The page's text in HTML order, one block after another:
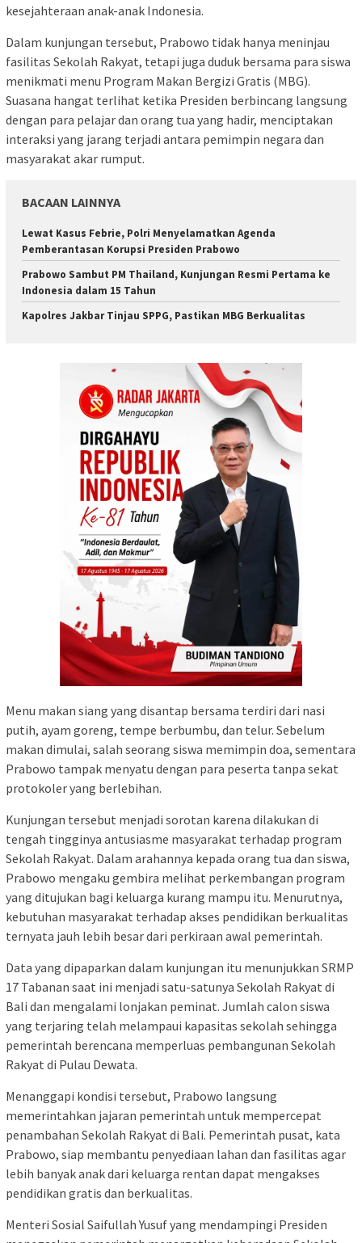
kesejahteraan anak-anak Indonesia.
Dalam kunjungan tersebut, Prabowo tidak hanya meninjau
fasilitas Sekolah Rakyat, tetapi juga duduk bersama para siswa
menikmati menu Program Makan Bergizi Gratis (MBG).
Suasana hangat terlihat ketika Presiden berbincang langsung
dengan para pelajar dan orang tua yang hadir, menciptakan
interaksi yang jarang terjadi antara pemimpin negara dan
masyarakat akar rumput.
BACAAN LAINNYA
Lewat Kasus Febrie, Polri Menyelamatkan Agenda
Pemberantasan Korupsi Presiden Prabowo
Prabowo Sambut PM Thailand, Kunjungan Resmi Pertama ke
Indonesia dalam 15 Tahun
Kapolres Jakbar Tinjau SPPG, Pastikan MBG Berkualitas
Menu makan siang yang disantap bersama terdiri dari nasi
putih, ayam goreng, tempe berbumbu, dan telur. Sebelum
makan dimulai, salah seorang siswa memimpin doa, sementara
Prabowo tampak menyatu dengan para peserta tanpa sekat
protokoler yang berlebihan.
Kunjungan tersebut menjadi sorotan karena dilakukan di
tengah tingginya antusiasme masyarakat terhadap program
Sekolah Rakyat. Dalam arahannya kepada orang tua dan siswa,
Prabowo mengaku gembira melihat perkembangan program
yang ditujukan bagi keluarga kurang mampu itu. Menurutnya,
kebutuhan masyarakat terhadap akses pendidikan berkualitas
ternyata jauh lebih besar dari perkiraan awal pemerintah.
Data yang dipaparkan dalam kunjungan itu menunjukkan SRMP
17 Tabanan saat ini menjadi satu-satunya Sekolah Rakyat di
Bali dan mengalami lonjakan peminat. Jumlah calon siswa
yang terjaring telah melampaui kapasitas sekolah sehingga
pemerintah berencana memperluas pembangunan Sekolah
Rakyat di Pulau Dewata.
Menanggapi kondisi tersebut, Prabowo langsung
memerintahkan jajaran pemerintah untuk mempercepat
penambahan Sekolah Rakyat di Bali. Pemerintah pusat, kata
Prabowo, siap membantu penyediaan lahan dan fasilitas agar
lebih banyak anak dari keluarga rentan dapat mengakses
pendidikan gratis dan berkualitas.
Menteri Sosial Saifullah Yusuf yang mendampingi Presiden